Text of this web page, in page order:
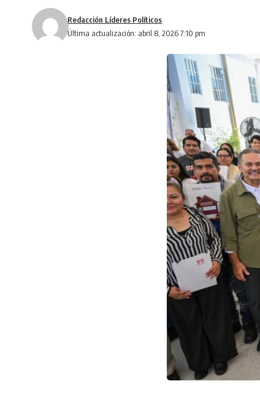
Última actualización: abril 8, 2026 7:10 pm
Redacción Líderes Políticos